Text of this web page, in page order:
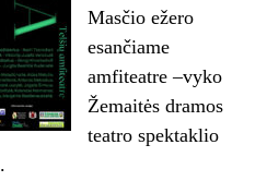
Masčio ežero
esančiame
amfiteatre –vyko
Žemaitės dramos
teatro spektaklio